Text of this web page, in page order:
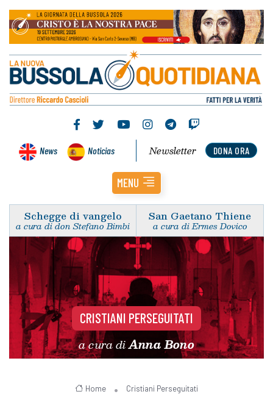
News Noticias DONA ORA
Newsletter
MENU
Schegge di vangelo
a cura di don Stefano Bimbi
San Gaetano Thiene
a cura di Ermes Dovico
CRISTIANI PERSEGUITATI
a cura diAnna Bono
Home Cristiani Perseguitati